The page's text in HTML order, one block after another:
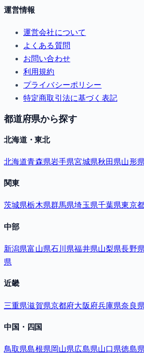
運営情報
運営会社について
よくある質問
お問い合わせ
利用規約
プライバシーポリシー
特定商取引法に基づく表記
都道府県から探す
北海道・東北
北海道青森県岩手県宮城県秋田県山形県
関東
茨城県栃木県群馬県埼玉県千葉県東京
中部
新潟県富山県石川県福井県山梨県長野県
県
近畿
三重県滋賀県京都府大阪府兵庫県奈良県
中国・四国
鳥取県島根県岡山県広島県山口県徳島県